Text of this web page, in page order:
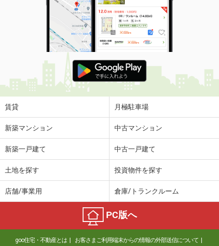
賃貸 月極駐車場
新築マンション 中古マンション
新築一戸建て 中古一戸建て
土地を探す 投資物件を探す
店舗/事業用 倉庫/トランクルーム
PC版へ
goo住宅・不動産とは お客さまご利用端末からの情報の外部送信について